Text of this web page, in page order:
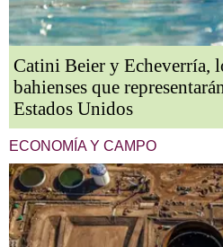
Catini Beier y Echeverría,
bahienses que
Estados Unidos
ECONOMÍA Y CAMPO